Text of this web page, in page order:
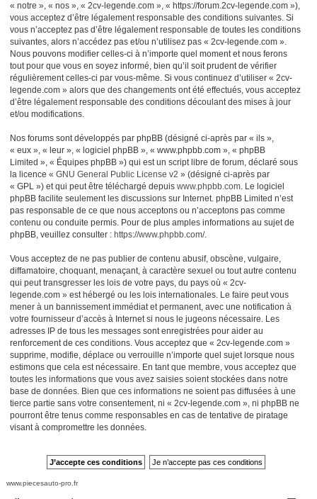
« notre », « nos », « 2cv-legende.com », « https://forum.2cv-legende.com »),
vous acceptez d’être légalement responsable des conditions suivantes. Si
vous n’acceptez pas d’être légalement responsable de toutes les conditions
suivantes, alors n’accédez pas et/ou n’utilisez pas « 2cv-legende.com ».
Nous pouvons modifier celles-ci à n’importe quel moment et nous ferons
tout pour que vous en soyez informé, bien qu’il soit prudent de vérifier
régulièrement celles-ci par vous-même. Si vous continuez d’utiliser « 2cv-
legende.com » alors que des changements ont été effectués, vous acceptez
d’être légalement responsable des conditions découlant des mises à jour
et/ou modifications.
Nos forums sont développés par phpBB (désigné ci-après par « ils »,
« eux », « leur », « logiciel phpBB », « www.phpbb.com », « phpBB
Limited », « Équipes phpBB ») qui est un script libre de forum, déclaré sous
la licence « GNU General Public License v2 » (désigné ci-après par
« GPL ») et qui peut être téléchargé depuis www.phpbb.com. Le logiciel
phpBB facilite seulement les discussions sur Internet. phpBB Limited n’est
pas responsable de ce que nous acceptons ou n’acceptons pas comme
contenu ou conduite permis. Pour de plus amples informations au sujet de
phpBB, veuillez consulter : https://www.phpbb.com/.
Vous acceptez de ne pas publier de contenu abusif, obscène, vulgaire,
diffamatoire, choquant, menaçant, à caractère sexuel ou tout autre contenu
qui peut transgresser les lois de votre pays, du pays où « 2cv-
legende.com » est hébergé ou les lois internationales. Le faire peut vous
mener à un bannissement immédiat et permanent, avec une notification à
votre fournisseur d’accès à Internet si nous le jugeons nécessaire. Les
adresses IP de tous les messages sont enregistrées pour aider au
renforcement de ces conditions. Vous acceptez que « 2cv-legende.com »
supprime, modifie, déplace ou verrouille n’importe quel sujet lorsque nous
estimons que cela est nécessaire. En tant que membre, vous acceptez que
toutes les informations que vous avez saisies soient stockées dans notre
base de données. Bien que ces informations ne soient pas diffusées à une
tierce partie sans votre consentement, ni « 2cv-legende.com », ni phpBB ne
pourront être tenus comme responsables en cas de tentative de piratage
visant à compromettre les données.
www.piecesauto-pro.fr